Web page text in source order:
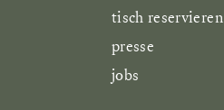
tisch reservieren
presse
jobs